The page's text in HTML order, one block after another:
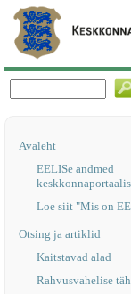
Avaleht
EELISe andmed
keskkonnaportaalis
Loe siit "Mis on
Otsing ja artiklid
Kaitstavad alad
Rahvusvahelise